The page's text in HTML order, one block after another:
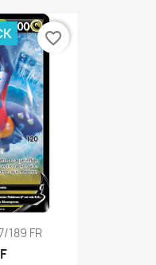
189 FR
favorite_border